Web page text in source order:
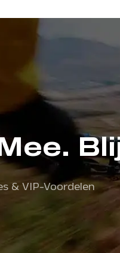
Ana
İletişim
& VIP-Voordelen